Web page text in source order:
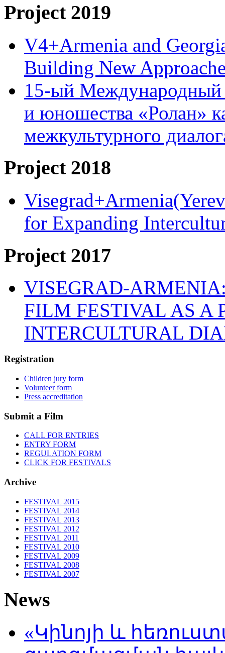
Project 2019
V4+Armenia and
Building New
15-ый Международный
и юношества «Ролан»
межкультурного
Project 2018
for Expanding
Project 2017
VISEGRAD-
FILM FESTIVAL AS A
INTERCULTURAL
Registration
Children jury form
Volunteer form
Press accreditation
Submit a Film
CALL FOR ENTRIES
ENTRY FORM
REGULATION FORM
CLICK FOR FESTIVALS
Archive
FESTIVAL 2015
FESTIVAL 2014
FESTIVAL 2013
FESTIVAL 2012
FESTIVAL 2011
FESTIVAL 2010
FESTIVAL 2009
FESTIVAL 2008
FESTIVAL 2007
News
«Կինոյի և